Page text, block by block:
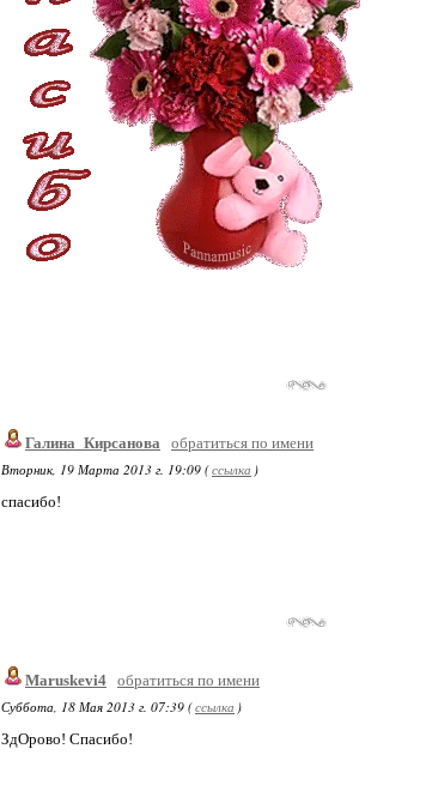
Галина_Кирсанова
обратиться по имени
Вторник, 19 Марта 2013 г. 19:09 (ссылка )
спасибо!
Maruskevi4 обратиться по имени
Суббота, 18 Мая 2013 г. 07:39 (ссылка )
ЗдОрово! Спасибо!